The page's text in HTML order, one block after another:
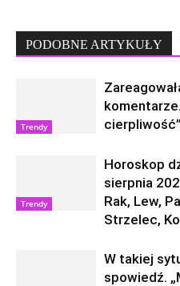
PODOBNE ARTYKUŁY
Trendy
cierpliwość”
Trendy
Horoskop
sierpnia
Rak, Lew,
Strzelec,
W takiej
spowiedź.